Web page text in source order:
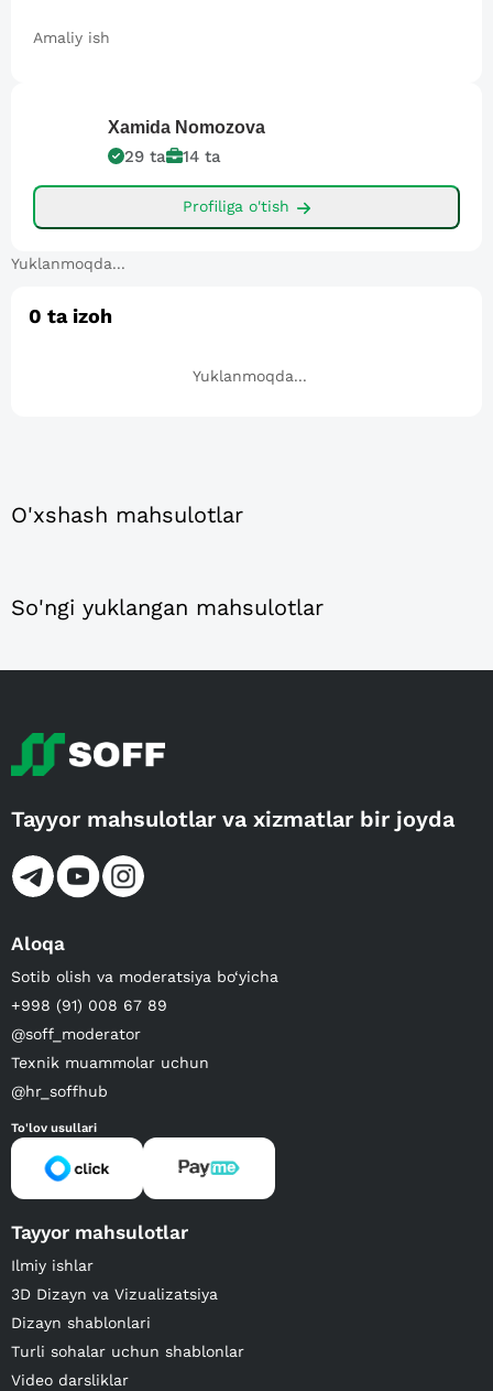
Amaliy ish
Xamida Nomozova
29 ta 14 ta
Profiliga o'tish
Yuklanmoqda...
0 ta izoh
Yuklanmoqda...
O'xshash mahsulotlar
So'ngi yuklangan mahsulotlar
Tayyor mahsulotlar va xizmatlar bir joyda
Aloqa
Sotib olish va moderatsiya bo‘yicha
+998 (91) 008 67 89
@soff_moderator
Texnik muammolar uchun
@hr_soffhub
To'lov usullari
Tayyor mahsulotlar
Ilmiy ishlar
3D Dizayn va Vizualizatsiya
Dizayn shablonlari
Turli sohalar uchun shablonlar
Video darsliklar